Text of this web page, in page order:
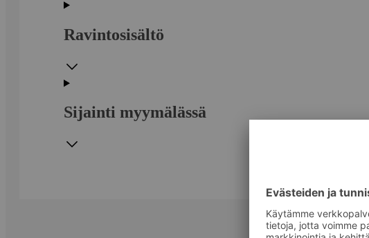
Ravintosisältö
Sijainti myymälässä